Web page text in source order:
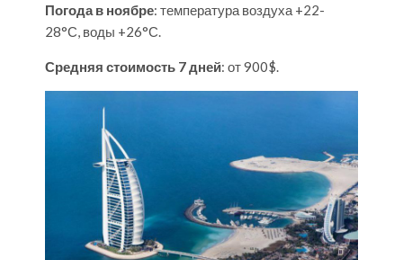
Погода в ноябре: температура воздуха +22-
28°С, воды +26°С.
Средняя стоимость 7 дней: от 900$.